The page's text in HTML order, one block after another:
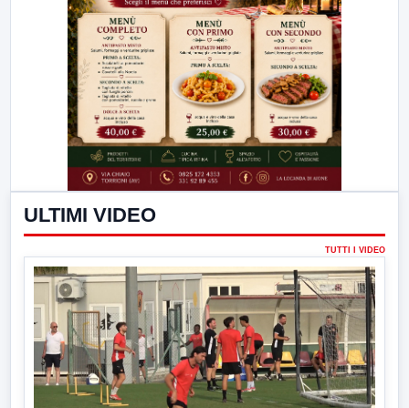
ULTIMI VIDEO
TUTTI I VIDEO